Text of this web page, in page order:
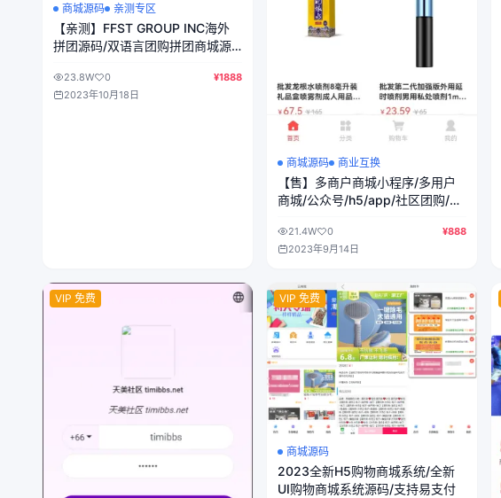
商城源码 亲测专区
【亲测】FFST GROUP INC海外
拼团源码/双语言团购拼团商城源
23.8W 0
¥1888
2023年10月18日
商城源码 商业互换
【售】多商户商城小程序/多用户
商城/公众号/h5/app/社区团购/外
21.4W 0
¥888
2023年9月14日
VIP 免费 VIP 免费
商城源码
2023全新H5购物商城系统/全新
UI购物商城系统源码/支持易支付